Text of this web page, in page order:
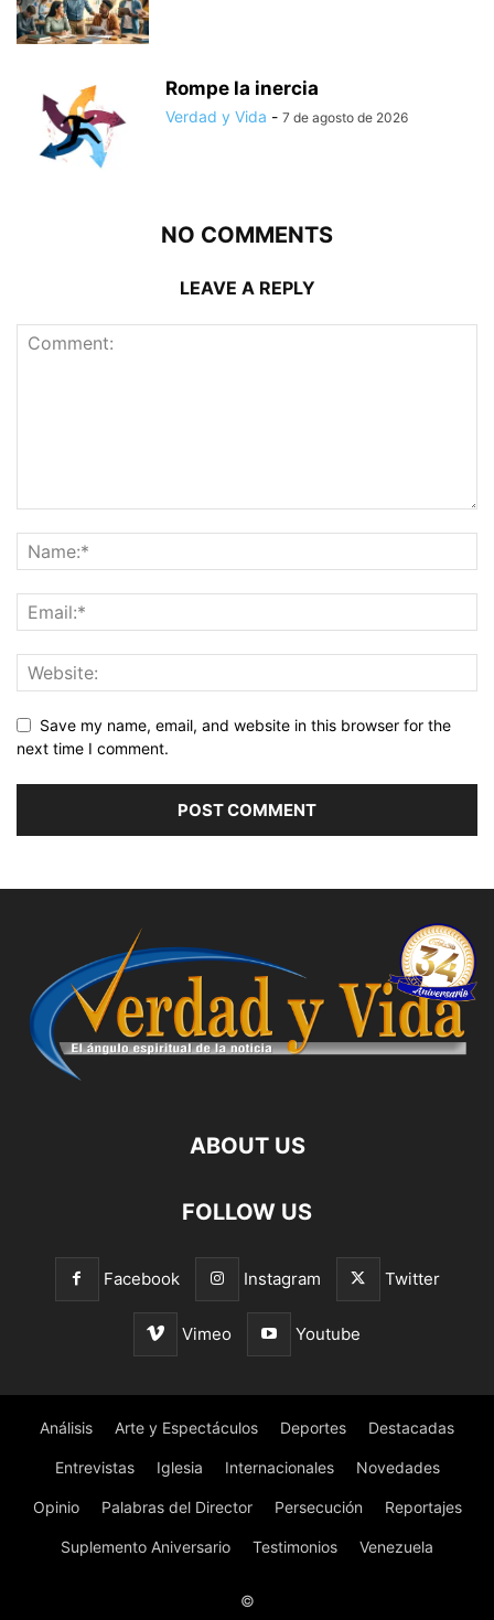
Rompe la inercia
Verdad y Vida - 7 de agosto de 2026
NO COMMENTS
LEAVE A REPLY
Save my name, email, and website in this browser for the
next time I comment.
ABOUT US
FOLLOW US
Facebook Instagram Twitter
Vimeo Youtube
Análisis Arte y Espectáculos Deportes Destacadas
Entrevistas Iglesia Internacionales Novedades
Opinio Palabras del Director Persecución Reportajes
Suplemento Aniversario Testimonios Venezuela
©